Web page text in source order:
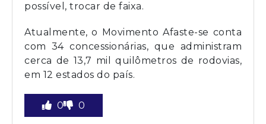
possível, trocar de faixa.
Atualmente, o Movimento Afaste-se conta
com 34 concessionárias, que administram
cerca de 13,7 mil quilômetros de rodovias,
em 12 estados do país.
0 0